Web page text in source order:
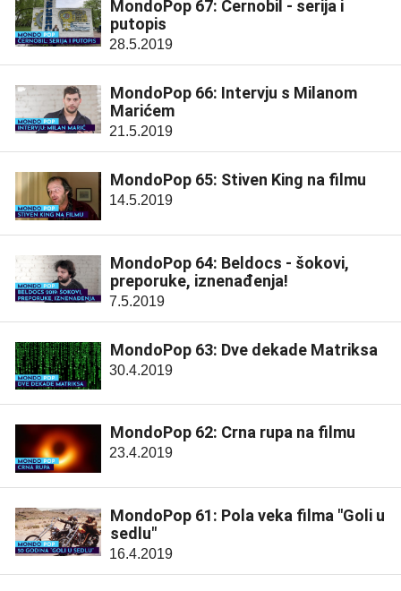
MondoPop 67: Černobil - serija i
putopis
28.5.2019
MondoPop 66: Intervju s Milanom
Marićem
21.5.2019
MondoPop 65: Stiven King na filmu
14.5.2019
MondoPop 64: Beldocs - šokovi,
preporuke, iznenađenja!
7.5.2019
MondoPop 63: Dve dekade Matriksa
30.4.2019
MondoPop 62: Crna rupa na filmu
23.4.2019
MondoPop 61: Pola veka filma "Goli u
sedlu"
16.4.2019